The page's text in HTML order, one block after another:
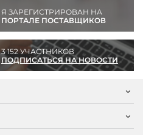
Я ЗАРЕГИСТРИРОВАН НА
ПОРТАЛЕ ПОСТАВЩИКОВ
3 152 УЧАСТНИКОВ
ПОДПИСАТЬСЯ НА НОВОСТИ